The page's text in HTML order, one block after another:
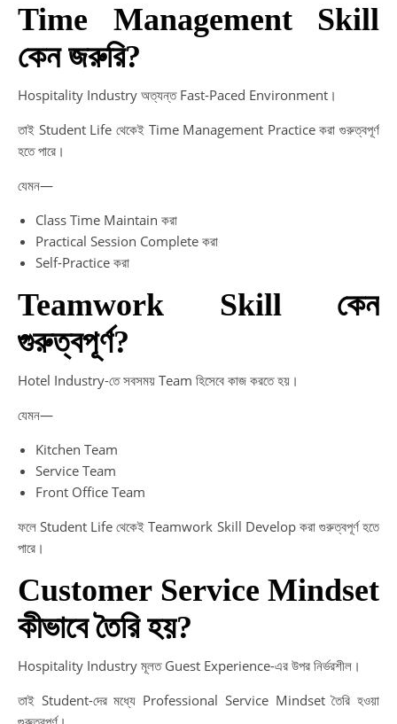
Time Management Skill
কেন জরুরি?
Hospitality Industry অত্যন্ত Fast-Paced Environment।
তাই Student Life থেকেই Time Management Practice করা গুরুত্বপূর্ণ
হতে পারে।
যেমন—
Class Time Maintain করা
Practical Session Complete করা
Self-Practice করা
Teamwork Skill কেন
গুরুত্বপূর্ণ?
Hotel Industry-তে সবসময় Team হিসেবে কাজ করতে হয়।
যেমন—
Kitchen Team
Service Team
Front Office Team
ফলে Student Life থেকেই Teamwork Skill Develop করা গুরুত্বপূর্ণ হতে
পারে।
Customer Service Mindset
কীভাবে তৈরি হয়?
Hospitality Industry মূলত Guest Experience-এর উপর নির্ভরশীল।
তাই Student-দের মধ্যে Professional Service Mindset তৈরি হওয়া